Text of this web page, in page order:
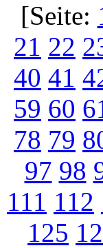
[Seite:
21 22
40 41
59 60
78 79
97 98
111 112
125